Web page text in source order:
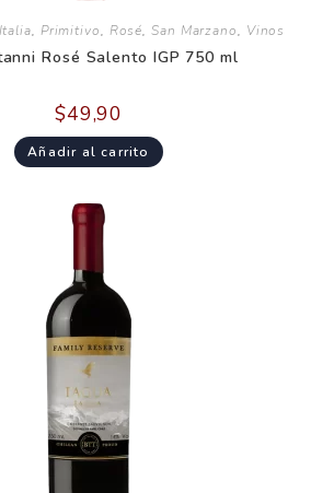
Italia, Primitivo, Rosé,San Marzano, Vinos
Rosé Salento IGP 750 ml
$49,90
Añadir al carrito